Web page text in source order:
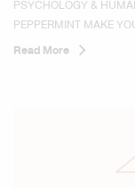
PSYCHOLOGY &
PEPPERMINT MAKE
Read More